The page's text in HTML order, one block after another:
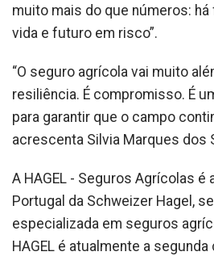
muito mais do que números:
vida e futuro em risco”.
“O seguro agrícola vai muito
resiliência. É compromisso. É
para garantir que o campo
acrescenta Silvia Marques dos
A HAGEL - Seguros Agrícolas é
Portugal da Schweizer Hagel,
especializada em seguros
HAGEL é atualmente a segunda